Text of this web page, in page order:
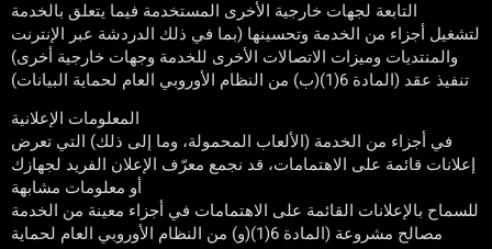
التابعة لجهات خارجية الأخرى المستخدمة فيما يتعلق بالخدمة
لتشغيل أجزاء من الخدمة وتحسينها (بما في ذلك الدردشة عبر الإنترنت
والمنتديات وميزات الاتصالات الأخرى للخدمة وجهات خارجية أخرى)
تنفيذ عقد (المادة 6(1)(ب) من النظام الأوروبي العام لحماية البيانات)
المعلومات الإعلانية
في أجزاء من الخدمة (الألعاب المحمولة، وما إلى ذلك) التي تعرض
إعلانات قائمة على الاهتمامات، قد نجمع معرّف الإعلان الفريد لجهازك
أو معلومات مشابهة
للسماح بالإعلانات القائمة على الاهتمامات في أجزاء معينة من الخدمة
مصالح مشروعة (المادة 6(1)(و) من النظام الأوروبي العام لحماية